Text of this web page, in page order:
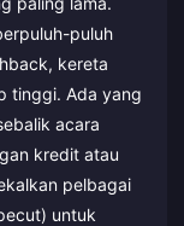
puluh
kereta
tinggi. Ada yang
acara
kredit atau
pelbagai
untuk